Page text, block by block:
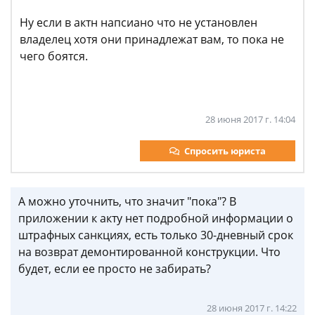
Ну если в актн напсиано что не установлен
владелец хотя они принадлежат вам, то пока не
чего боятся.​
28 июня 2017 г. 14:04
Спросить юриста
А можно уточнить, что значит "пока"? В
приложении к акту нет подробной информации о
штрафных санкциях, есть только 30-дневный срок
на возврат демонтированной конструкции. Что
будет, если ее просто не забирать?
28 июня 2017 г. 14:22